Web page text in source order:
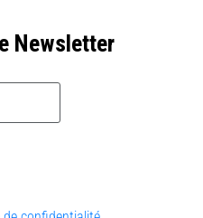
Newsletter